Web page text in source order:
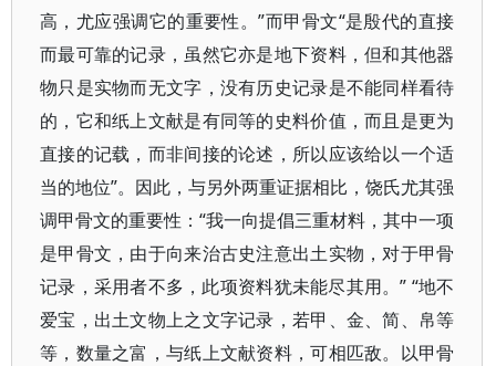
高，尤应强调它的重要性。”而甲骨文“是殷代的直接
而最可靠的记录，虽然它亦是地下资料，但和其他器
物只是实物而无文字，没有历史记录是不能同样看待
的，它和纸上文献是有同等的史料价值，而且是更为
直接的记载，而非间接的论述，所以应该给以一个适
当的地位”。因此，与另外两重证据相比，饶氏尤其强
调甲骨文的重要性：“我一向提倡三重材料，其中一项
是甲骨文，由于向来治古史注意出土实物，对于甲骨
记录，采用者不多，此项资料犹未能尽其用。” “地不
爱宝，出土文物上之文字记录，若甲、金、简、帛等
等，数量之富，与纸上文献资料，可相匹敌。以甲骨